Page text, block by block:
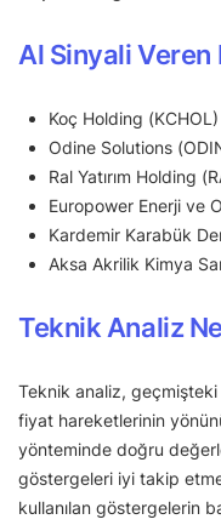
Al Sinyali Veren
Koç Holding (KCHOL)
Odine Solutions
Ral Yatırım Holding
Europower Enerji ve
Kardemir Karabük
Aksa Akrilik Kimya
Teknik Analiz
Teknik analiz,
fiyat hareketlerinin
yönteminde doğru
göstergeleri iyi takip
kullanılan göstergelerin